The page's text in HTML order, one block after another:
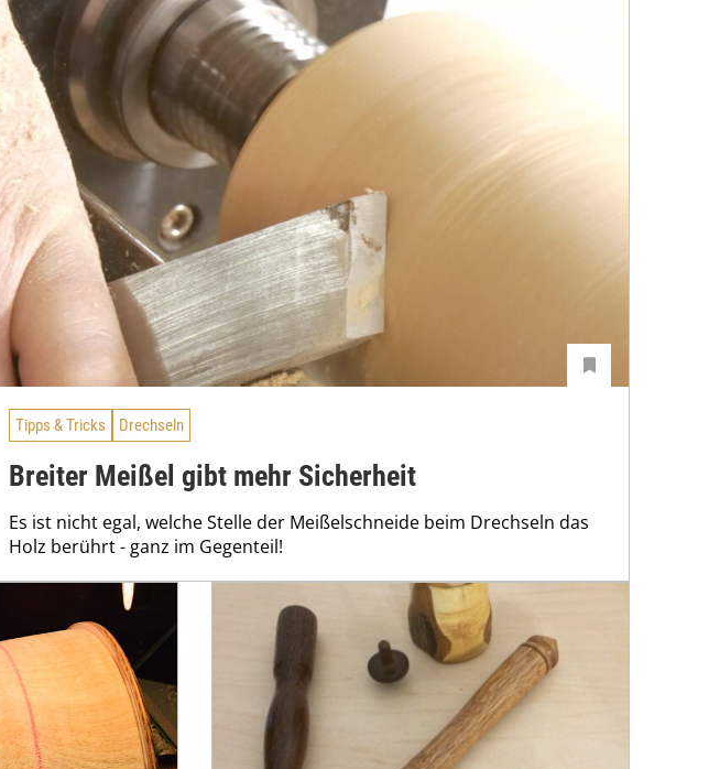
Tipps & Tricks Drechseln
Breiter Meißel gibt mehr Sicherheit
Es ist nicht egal, welche Stelle der Meißelschneide beim Drechseln das
Holz berührt - ganz im Gegenteil!